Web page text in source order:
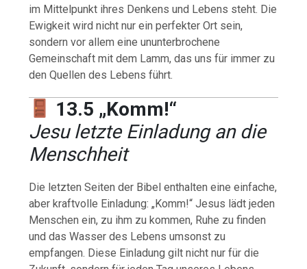
im Mittelpunkt ihres Denkens und Lebens steht. Die
Ewigkeit wird nicht nur ein perfekter Ort sein,
sondern vor allem eine ununterbrochene
Gemeinschaft mit dem Lamm, das uns für immer zu
den Quellen des Lebens führt.
13.5 „Komm!“
Jesu letzte Einladung an die
Menschheit
Die letzten Seiten der Bibel enthalten eine einfache,
aber kraftvolle Einladung: „Komm!“ Jesus lädt jeden
Menschen ein, zu ihm zu kommen, Ruhe zu finden
und das Wasser des Lebens umsonst zu
empfangen. Diese Einladung gilt nicht nur für die